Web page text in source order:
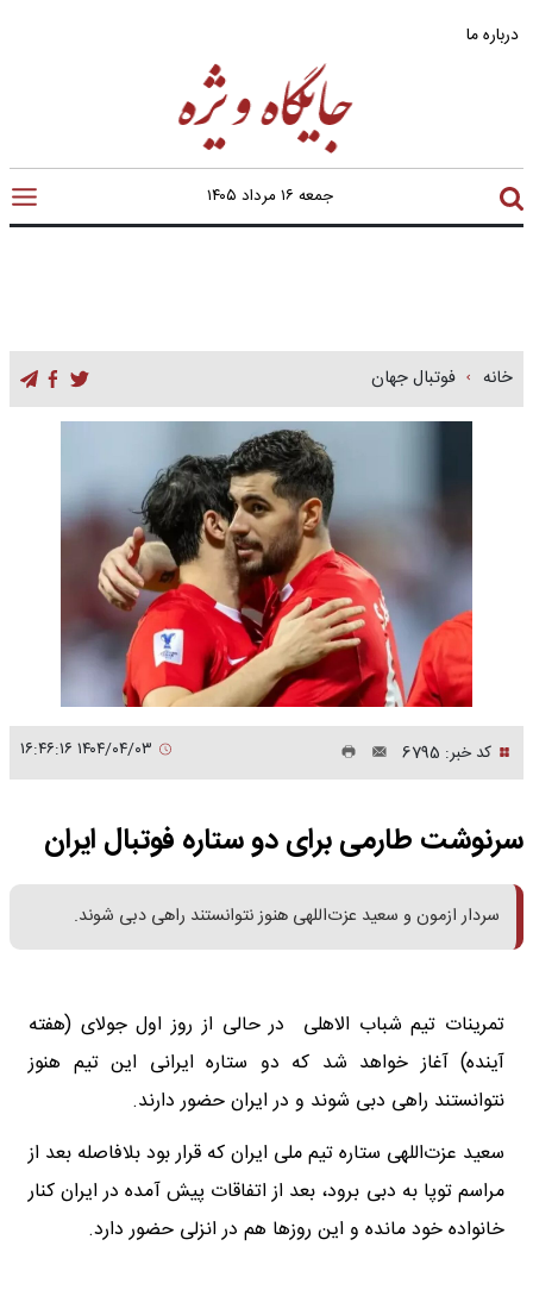
درباره ما
جمعه ۱۶ مرداد ۱۴۰۵
خانه فوتبال جهان
کد خبر: 6795
سرنوشت طارمی برای دو ستاره فوتبال ایران
سردار ازمون و سعید عزت‌اللهی هنوز نتوانستند راهی دبی شوند.
تمرینات تیم شباب الاهلی در حالی از روز اول جولای (هفته
آینده) آغاز خواهد شد که دو ستاره ایرانی این تیم هنوز
نتوانستند راهی دبی شوند و در ایران حضور دارند.
سعید عزت‌اللهی ستاره تیم ملی ایران که قرار بود بلافاصله بعد از
مراسم توپا به دبی برود، بعد از اتفاقات پیش آمده در ایران کنار
خانواده خود مانده و این روزها هم در انزلی حضور دارد.